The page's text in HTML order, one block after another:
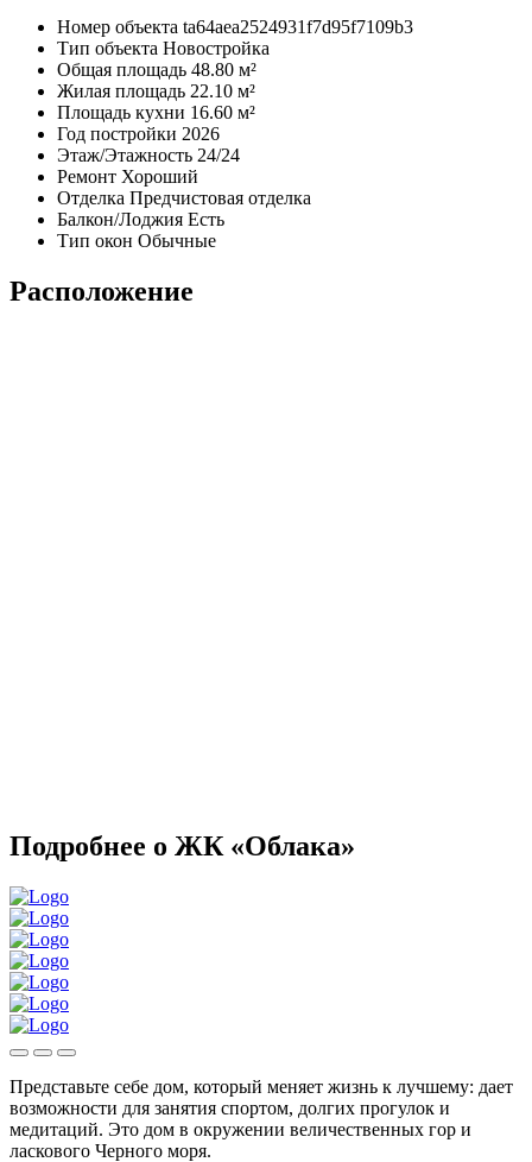
Номер объекта ta64aea2524931f7d95f7109b3
Тип объекта Новостройка
Общая площадь 48.80 м²
Жилая площадь 22.10 м²
Площадь кухни 16.60 м²
Год постройки 2026
Этаж/Этажность 24/24
Ремонт Хороший
Отделка Предчистовая отделка
Балкон/Лоджия Есть
Тип окон Обычные
Расположение
Подробнее о ЖК «Облака»
Представьте себе дом, который меняет жизнь к лучшему: дает
возможности для занятия спортом, долгих прогулок и
медитаций. Это дом в окружении величественных гор и
ласкового Черного моря.